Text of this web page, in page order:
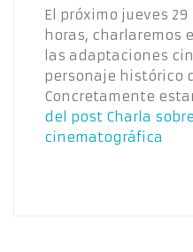
El próximo jueves
horas, charlaremos
las adaptaciones
personaje histórico
Concretamente
del post Charla
cinematográfica